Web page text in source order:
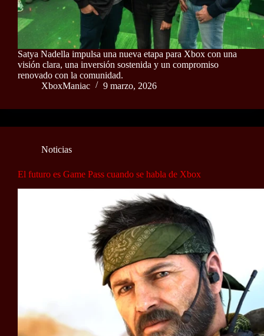
Satya Nadella impulsa una nueva etapa para Xbox con una
visión clara, una inversión sostenida y un compromiso
renovado con la comunidad.
XboxManiac
9 marzo, 2026
Noticias
El futuro es Game Pass cuando se habla de Xbox